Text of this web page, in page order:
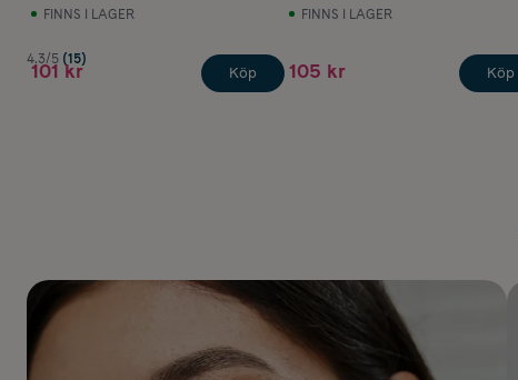
FINNS I LAGER
4.3/5 (15)
101 kr Köp
FINNS I LAGER
105 kr Köp